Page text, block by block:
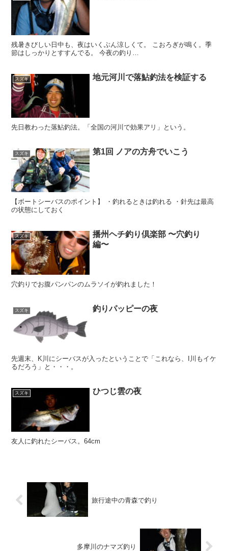
残暑きびしい日中も、夜はいくぶん涼しくて。 こおろぎが鳴く。季
節はしっかりとすすんでる。 今夜の釣り…
スズキ 地元河川で落鮎釣法を検証する
先日教わった落鮎釣法。「全国の河川で効果アリ」という。
スズキ 第1回 ノアの方舟でいこう
【ボートシーバスのポイント】 ・釣れるときは釣れる ・針先は最高
の状態にしておく
スズキ
播州ヘチ釣り倶楽部 〜穴釣り
編〜
穴釣りでお腹パンパンのムラソイが釣れました！
スズキ 釣りパッピーの夜
先週末、K川にシーバスが入ったということで「これなら、I川もイケ
るだろう」と・・・。
スズキ ひつじ雲の夜
友人に釣れたシーバス。64cm
旅行途中の青森で釣り
多摩川のナマズ釣り